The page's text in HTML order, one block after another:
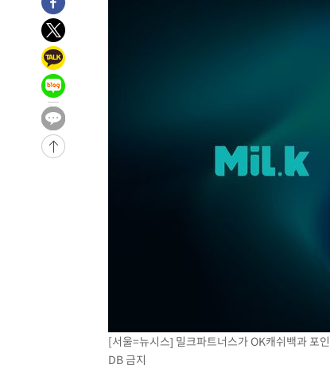
4시간 전 >
-32197초 전 >
것"
-32132초 전 >
-25906초 전 >
-25176초 전 >
틀레티코 이적"
-24958초 전 >
수도권 40도 육박 '펄펄'…동해안 일부 지역엔 호의
-23927초 전 >
온열질환 사망자 3명 늘어…누적 환자 3000명 돌파
강릉에 시간당 81.4㎜ 물폭탄…도로 잠기고 담벼
극한폭염 한풀 꺾이지만…'낮 최고 35도' 무더위, 열
축구협회 "압수수색·성접대 논란 사과…쇄신의 기
[속보]'압수수색·성접대 논란' 축구협회 "실망과 걱
'최고 37도' 폭염 지속…강원동해안 최대 150㎜ 비
[서울=뉴시스] 밀크파트너스가 OK캐쉬백과 포
DB 금지